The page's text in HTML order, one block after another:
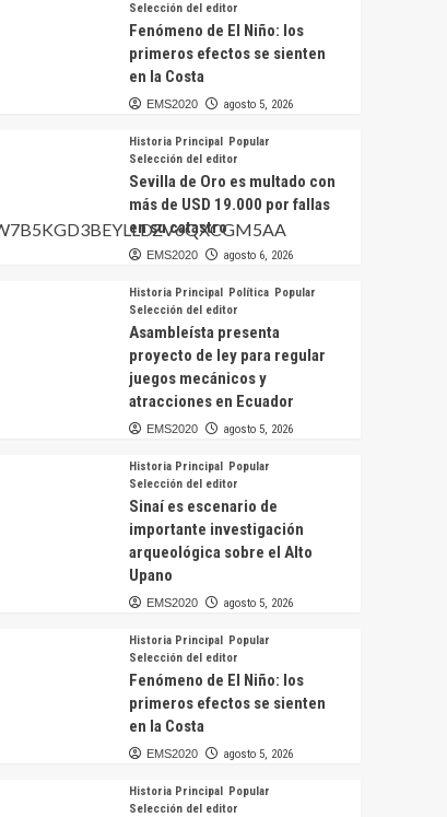
Selección del editor
Fenómeno de El Niño: los
primeros efectos se sienten
en la Costa
EMS2020 agosto 5, 2026
Historia Principal Popular
Selección del editor
Sevilla de Oro es multado con
más de USD 19.000 por fallas
en su catastro
EMS2020 agosto 6, 2026
Historia Principal Política Popular
Selección del editor
Asambleísta presenta
proyecto de ley para regular
juegos mecánicos y
atracciones en Ecuador
EMS2020 agosto 5, 2026
Historia Principal Popular
Selección del editor
Sinaí es escenario de
importante investigación
arqueológica sobre el Alto
Upano
EMS2020 agosto 5, 2026
Historia Principal Popular
Selección del editor
Fenómeno de El Niño: los
primeros efectos se sienten
en la Costa
EMS2020 agosto 5, 2026
Historia Principal Popular
Selección del editor